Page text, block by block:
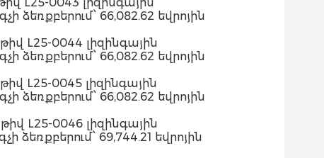
66,082.62 եվրոյին
L25-0044 լիզինգային
66,082.62 եվրոյին
L25-0045 լիզինգային
66,082.62 եվրոյին
L25-0046 լիզինգային
69,744.21 եվրոյին